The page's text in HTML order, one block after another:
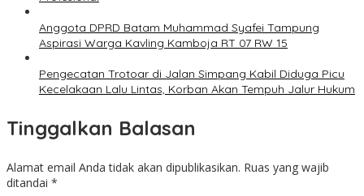
Anggota DPRD Batam Muhammad Syafei Tampung
Aspirasi Warga Kavling Kamboja RT 07 RW 15
Pengecatan Trotoar di Jalan Simpang Kabil Diduga Picu
Kecelakaan Lalu Lintas, Korban Akan Tempuh Jalur Hukum
Tinggalkan Balasan
Alamat email Anda tidak akan dipublikasikan. Ruas yang wajib
ditandai *